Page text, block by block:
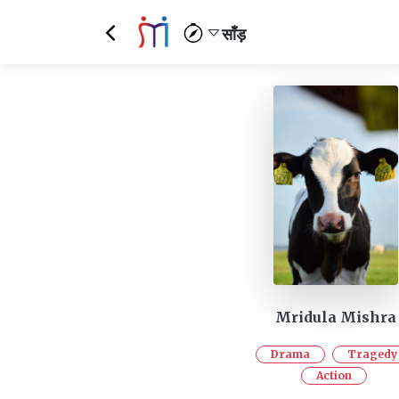
साँड़
Mridula Mishra
Drama
Tragedy
Action